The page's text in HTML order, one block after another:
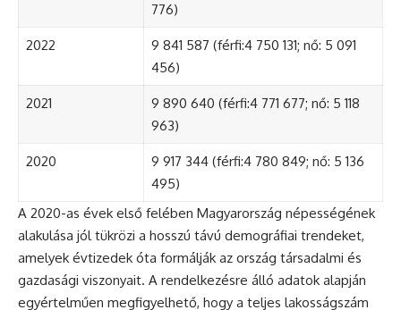
776)
2022
9 841 587 (férfi:4 750 131; nő: 5 091
456)
2021
9 890 640 (férfi:4 771 677; nő: 5 118
963)
2020
9 917 344 (férfi:4 780 849; nő: 5 136
495)
A 2020-as évek első felében Magyarország népességének
alakulása jól tükrözi a hosszú távú demográfiai trendeket,
amelyek évtizedek óta formálják az ország társadalmi és
gazdasági viszonyait. A rendelkezésre álló adatok alapján
egyértelműen megfigyelhető, hogy a teljes lakosságszám